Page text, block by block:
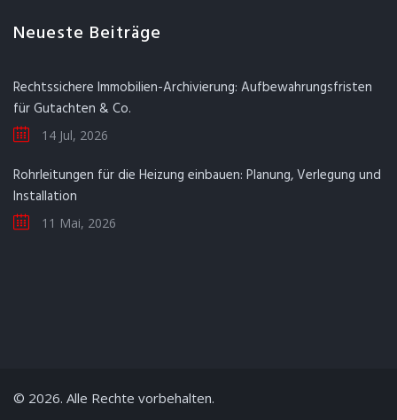
Neueste Beiträge
Rechtssichere Immobilien-Archivierung: Aufbewahrungsfristen
für Gutachten & Co.
14 Jul, 2026
Rohrleitungen für die Heizung einbauen: Planung, Verlegung und
Installation
11 Mai, 2026
© 2026. Alle Rechte vorbehalten.